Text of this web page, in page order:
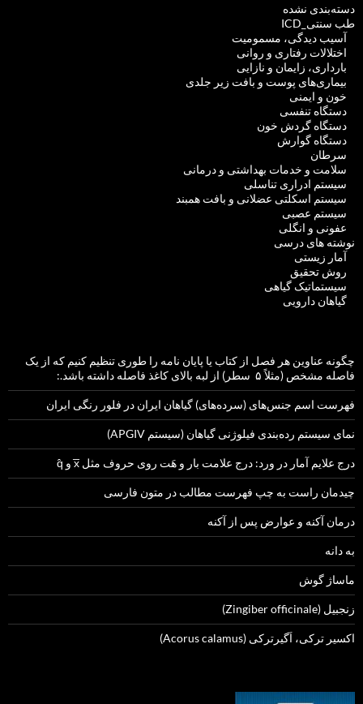
دسته‌بندی نشده
طب سنتی_ICD
آسیب دیدگی، مسمومیت
اختلالات رفتاری و روانی
بارداری، زایمان و نازایی
بیماری‌های پوست و بافت زیر جلدی
خون و ایمنی
دستگاه تنفسی
دستگاه گردش خون
دستگاه گوارش
سرطان
سلامت و خدمات بهداشتی و درمانی
سیستم ادراری تناسلی
سیستم اسکلتی عضلانی و بافت همبند
سیستم عصبی
عفونی و انگلی
نوشته های درسی
آمار زیستی
روش تحقیق
سیستماتیک گیاهی
گیاهان دارویی
چگونه عناوین هر فصل از کتاب یا پایان نامه را طوری تنظیم کنیم که از یک
فاصله مشخص (مثلاً ۵ سطر) از لبه بالای کاغذ فاصله داشته باشد.:
فهرست اسم جنس‌های (سرده‌های) گیاهان ایران در فلور رنگی ایران
نمای سیستم رده‌بندی فیلوژنی گیاهان (سیستم APGIV)
درج علایم آمار در ورد: درج علامت بار و هَت روی حروف مثل x̅ و q̂
چیدمان راست به چپ فهرست مطالب در متون فارسی
درمان آکنه و عوارض پس از آکنه
به دانه
ماساژ گوش
زنجبیل (Zingiber officinale)
اکسیر ترکی، اَگیرترکی (Acorus calamus)